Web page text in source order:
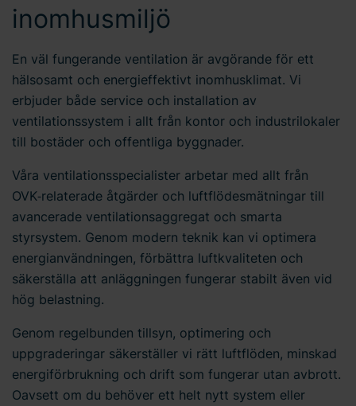
inomhusmiljö
En väl fungerande ventilation är avgörande för ett
hälsosamt och energieffektivt inomhusklimat. Vi
erbjuder både service och installation av
ventilationssystem i allt från kontor och industrilokaler
till bostäder och offentliga byggnader.
Våra ventilationsspecialister arbetar med allt från
OVK‑relaterade åtgärder och luftflödesmätningar till
avancerade ventilationsaggregat och smarta
styrsystem. Genom modern teknik kan vi optimera
energianvändningen, förbättra luftkvaliteten och
säkerställa att anläggningen fungerar stabilt även vid
hög belastning.
Genom regelbunden tillsyn, optimering och
uppgraderingar säkerställer vi rätt luftflöden, minskad
energiförbrukning och drift som fungerar utan avbrott.
Oavsett om du behöver ett helt nytt system eller